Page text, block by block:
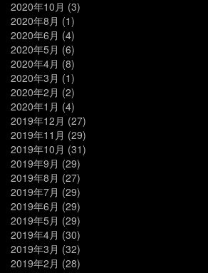
2020年10月 (3)
2020年8月 (1)
2020年6月 (4)
2020年5月 (6)
2020年4月 (8)
2020年3月 (1)
2020年2月 (2)
2020年1月 (4)
2019年12月 (27)
2019年11月 (29)
2019年10月 (31)
2019年9月 (29)
2019年8月 (27)
2019年7月 (29)
2019年6月 (29)
2019年5月 (29)
2019年4月 (30)
2019年3月 (32)
2019年2月 (28)